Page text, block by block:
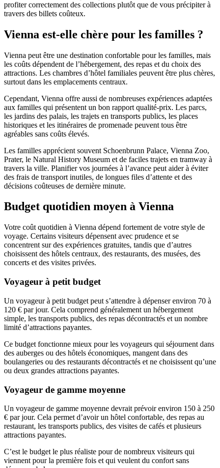
profiter correctement des collections plutôt que de vous précipiter à
travers des billets coûteux.
Vienna est-elle chère pour les familles ?
Vienna peut être une destination confortable pour les familles, mais
les coûts dépendent de l’hébergement, des repas et du choix des
attractions. Les chambres d’hôtel familiales peuvent être plus chères,
surtout dans les emplacements centraux.
Cependant, Vienna offre aussi de nombreuses expériences adaptées
aux familles qui présentent un bon rapport qualité-prix. Les parcs,
les jardins des palais, les trajets en transports publics, les places
historiques et les itinéraires de promenade peuvent tous être
agréables sans coûts élevés.
Les familles apprécient souvent Schoenbrunn Palace, Vienna Zoo,
Prater, le Natural History Museum et de faciles trajets en tramway à
travers la ville. Planifier vos journées à l’avance peut aider à éviter
des frais de transport inutiles, de longues files d’attente et des
décisions coûteuses de dernière minute.
Budget quotidien moyen à Vienna
Votre coût quotidien à Vienna dépend fortement de votre style de
voyage. Certains visiteurs dépensent avec prudence et se
concentrent sur des expériences gratuites, tandis que d’autres
choisissent des hôtels centraux, des restaurants, des musées, des
concerts et des visites privées.
Voyageur à petit budget
Un voyageur à petit budget peut s’attendre à dépenser environ 70 à
120 € par jour. Cela comprend généralement un hébergement
simple, les transports publics, des repas décontractés et un nombre
limité d’attractions payantes.
Ce budget fonctionne mieux pour les voyageurs qui séjournent dans
des auberges ou des hôtels économiques, mangent dans des
boulangeries ou des restaurants décontractés et ne choisissent qu’une
ou deux grandes attractions payantes.
Voyageur de gamme moyenne
Un voyageur de gamme moyenne devrait prévoir environ 150 à 250
€ par jour. Cela permet d’avoir un hôtel confortable, des repas au
restaurant, les transports publics, des visites de cafés et plusieurs
attractions payantes.
C’est le budget le plus réaliste pour de nombreux visiteurs qui
viennent pour la première fois et qui veulent du confort sans